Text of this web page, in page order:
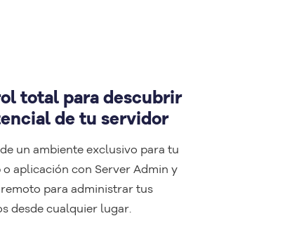
total para descubrir
de tu servidor
un ambiente exclusivo para tu
o aplicación con Server Admin y
para administrar tus
desde cualquier lugar.